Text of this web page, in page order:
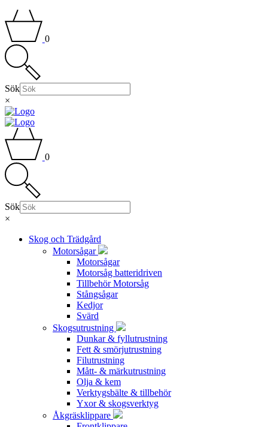
0
Sök
×
0
Sök
×
Skog och Trädgård
Motorsågar
Motorsågar
Motorsåg batteridriven
Tillbehör Motorsåg
Stångsågar
Kedjor
Svärd
Skogsutrustning
Dunkar & fyllutrustning
Fett & smörjutrustning
Filutrustning
Mått- & märkutrustning
Olja & kem
Verktygsbälte & tillbehör
Yxor & skogsverktyg
Åkgräsklippare